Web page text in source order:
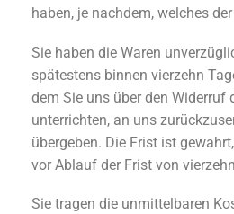
haben, je nachdem, welches
Sie haben die Waren
spätestens binnen vierzehn
dem Sie uns über den Widerruf
unterrichten, an uns
übergeben. Die Frist ist
vor Ablauf der Frist von
Sie tragen die unmittelbaren